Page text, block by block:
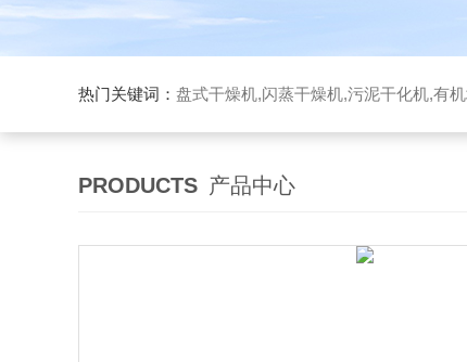
热门关键词： 盘式干燥机,闪蒸干燥机,污泥干化机,有
PRODUCTS 产品中心